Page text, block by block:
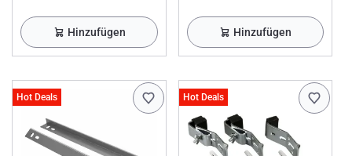
Hinzufügen Hinzufügen
Hot Deals Hot Deals